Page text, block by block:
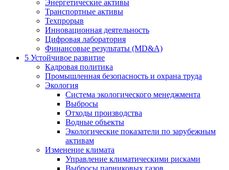
Энергетические активы
Транспортные активы
Техпрорыв
Инновационная деятельность
Цифровая лаборатория
Финансовые результаты (MD&A)
5 Устойчивое развитие
Кадровая политика
Промышленная безопасность и охрана труда
Экология
Система экологического менеджмента
Выбросы
Отходы производства
Водные объекты
Экологические показатели по зарубежным
активам
Изменение климата
Управление климатическими рисками
Выбросы парниковых газов